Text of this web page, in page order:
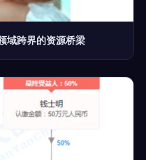
域跨界的资源桥梁